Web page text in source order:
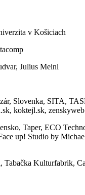
v Košiciach
Julius Meinl
Slovenka, SITA,
koktejl.sk,
Taper, ECO
up! Studio by
Kulturfabrik,